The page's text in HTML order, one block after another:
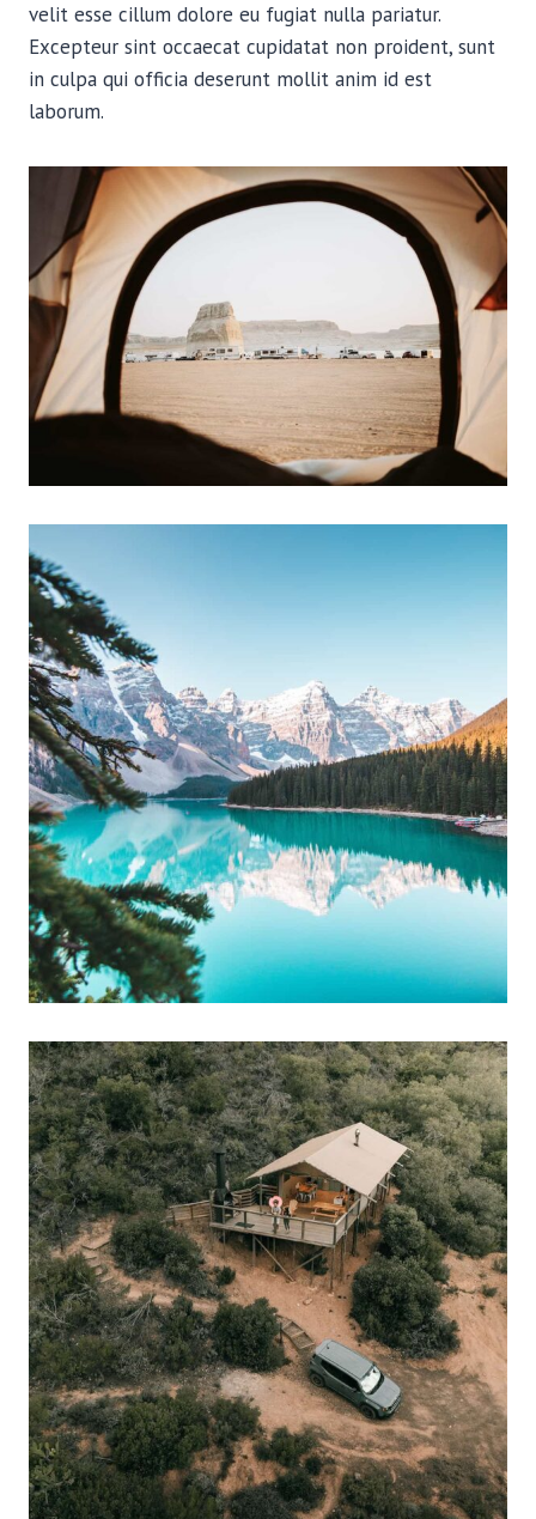
velit esse cillum dolore eu fugiat nulla pariatur.
Excepteur sint occaecat cupidatat non proident, sunt
in culpa qui officia deserunt mollit anim id est
laborum.